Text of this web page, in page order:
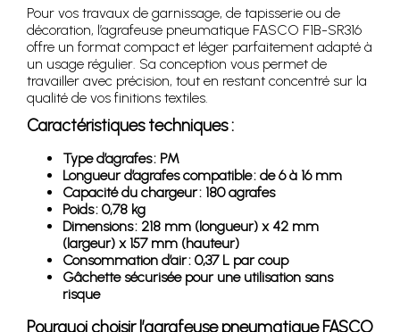
Pour vos travaux de garnissage, de tapisserie ou de
décoration, l’agrafeuse pneumatique FASCO F1B-SR316
offre un format compact et léger parfaitement adapté à
un usage régulier. Sa conception vous permet de
travailler avec précision, tout en restant concentré sur la
qualité de vos finitions textiles.
Caractéristiques techniques :
Type d’agrafes : PM
Longueur d’agrafes compatible : de 6 à 16 mm
Capacité du chargeur : 180 agrafes
Poids : 0,78 kg
Dimensions : 218 mm (longueur) x 42 mm
(largeur) x 157 mm (hauteur)
Consommation d’air : 0,37 L par coup
Gâchette sécurisée pour une utilisation sans
risque
Pourquoi choisir l’agrafeuse pneumatique FASCO